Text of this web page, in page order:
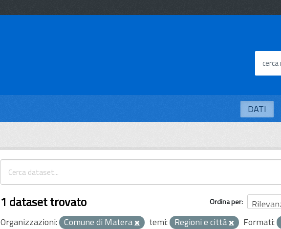
DATI
Ordina per
1 dataset trovato
Organizzazioni: Comune di Matera temi: Regioni e città Formati: